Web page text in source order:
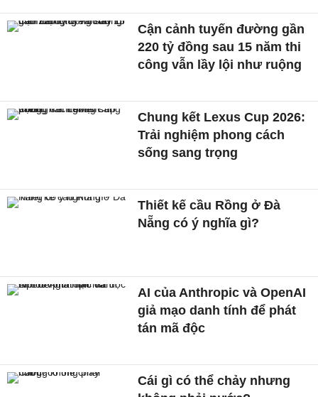
Cận cảnh tuyến đường gần
220 tỷ đồng sau 15 năm thi
công vẫn lầy lội như ruộng
Chung kết Lexus Cup 2026:
Trải nghiệm phong cách
sống sang trọng
Thiết kế cầu Rồng ở Đà
Nẵng có ý nghĩa gì?
AI của Anthropic và OpenAI
giả mạo danh tính để phát
tán mã độc
Cái gì có thể chảy nhưng